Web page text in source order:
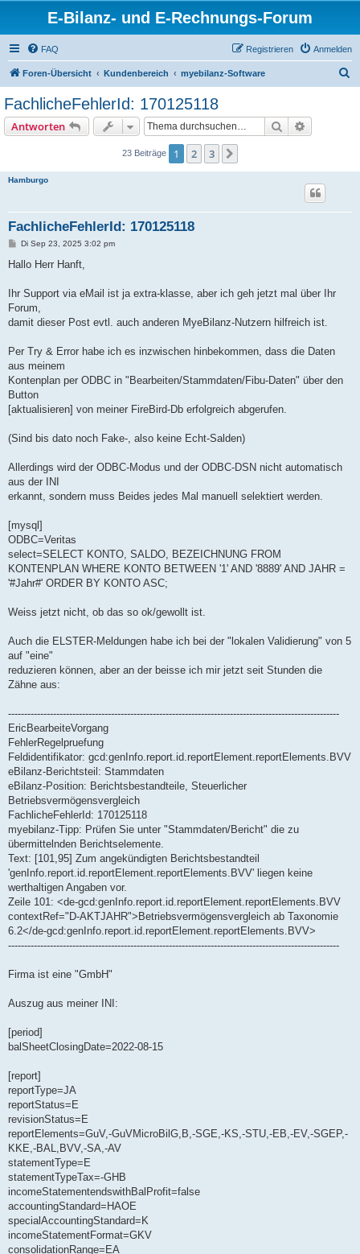
E-Bilanz- und E-Rechnungs-Forum
FAQ Anmelden
Registrieren
Foren-Übersicht Kundenbereich myebilanz-Software
FachlicheFehlerId: 170125118
Antworten Suche
23 Beiträge 1 2 3
Hamburgo
FachlicheFehlerId: 170125118
B
i
a
Di Sep 23, 2025 3:02 pm
Hallo Herr Hanft,
Ihr Support via eMail ist ja extra-klasse, aber ich geh jetzt mal über Ihr
Forum,
damit dieser Post evtl. auch anderen MyeBilanz-Nutzern hilfreich ist.
Per Try & Error habe ich es inzwischen hinbekommen, dass die Daten
aus meinem
Kontenplan per ODBC in "Bearbeiten/Stammdaten/Fibu-Daten" über den
Button
[aktualisieren] von meiner FireBird-Db erfolgreich abgerufen.
(Sind bis dato noch Fake-, also keine Echt-Salden)
Allerdings wird der ODBC-Modus und der ODBC-DSN nicht automatisch
aus der INI
erkannt, sondern muss Beides jedes Mal manuell selektiert werden.
[mysql]
ODBC=Veritas
select=SELECT KONTO, SALDO, BEZEICHNUNG FROM
KONTENPLAN WHERE KONTO BETWEEN '1' AND '8889' AND JAHR =
'#Jahr#' ORDER BY KONTO ASC;
Weiss jetzt nicht, ob das so ok/gewollt ist.
Auch die ELSTER-Meldungen habe ich bei der "lokalen Validierung" von 5
auf "eine"
reduzieren können, aber an der beisse ich mir jetzt seit Stunden die
Zähne aus:
-------------------------------------------------------------------------------------------------------
EricBearbeiteVorgang
FehlerRegelpruefung
Feldidentifikator: gcd:genInfo.report.id.reportElement.reportElements.BVV
eBilanz-Berichtsteil: Stammdaten
eBilanz-Position: Berichtsbestandteile, Steuerlicher
Betriebsvermögensvergleich
FachlicheFehlerId: 170125118
myebilanz-Tipp: Prüfen Sie unter "Stammdaten/Bericht" die zu
übermittelnden Berichtselemente.
Text: [101,95] Zum angekündigten Berichtsbestandteil
'genInfo.report.id.reportElement.reportElements.BVV' liegen keine
werthaltigen Angaben vor.
Zeile 101: <de-gcd:genInfo.report.id.reportElement.reportElements.BVV
contextRef="D-AKTJAHR">Betriebsvermögensvergleich ab Taxonomie
6.2</de-gcd:genInfo.report.id.reportElement.reportElements.BVV>
-------------------------------------------------------------------------------------------------------
Firma ist eine "GmbH"
Auszug aus meiner INI:
[period]
balSheetClosingDate=2022-08-15
[report]
reportType=JA
reportStatus=E
revisionStatus=E
reportElements=GuV,-GuVMicroBilG,B,-SGE,-KS,-STU,-EB,-EV,-SGEP,-
KKE,-BAL,BVV,-SA,-AV
statementType=E
statementTypeTax=-GHB
incomeStatementendswithBalProfit=false
accountingStandard=HAOE
specialAccountingStandard=K
incomeStatementFormat=GKV
consolidationRange=EA